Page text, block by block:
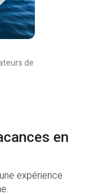
de
en
expérience